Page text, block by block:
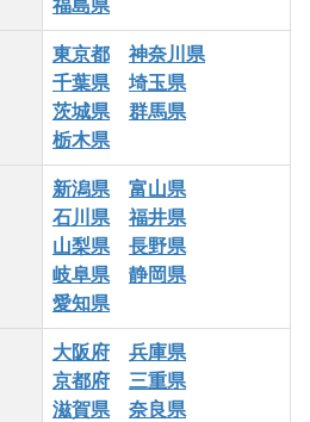
福島県
東京都
神奈川県
千葉県
埼玉県
茨城県
群馬県
栃木県
新潟県
富山県
石川県
福井県
山梨県
長野県
岐阜県
静岡県
愛知県
大阪府
兵庫県
京都府
三重県
滋賀県
奈良県